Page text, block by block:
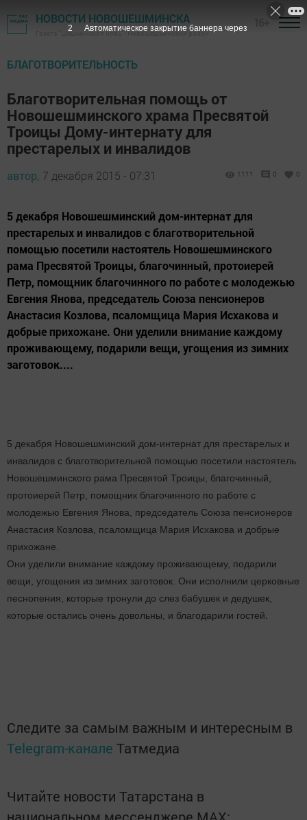
НОВОСТИ НОВОШЕШМИНСКА
Газета "Шешминская новь" - Новошешминский район
БЛАГОТВОРИТЕЛЬНОСТЬ
Благотворительная помощь от
Новошешминского храма Пресвятой
Троицы Дому-интернату для
престарелых и инвалидов
автор, 7 декабря 2015 - 07:31 1111 0 0
5 декабря Новошешминский дом-интернат для
престарелых и инвалидов с благотворительной
помощью посетили настоятель Новошешминского
рама Пресвятой Троицы, благочинный, протоиерей
Петр, помощник благочинного по работе с молодежью
Евгения Янова, председатель Союза пенсионеров
Анастасия Козлова, псаломщица Мария Исхакова и
добрые прихожане. Они уделили внимание каждому
проживающему, подарили вещи, угощения из зимних
заготовок....
5 декабря Новошешминский дом-интернат для престарелых и
инвалидов с благотворительной помощью посетили настоятель
Новошешминского рама Пресвятой Троицы, благочинный,
протоиерей Петр, помощник благочинного по работе с
молодежью Евгения Янова, председатель Союза пенсионеров
Анастасия Козлова, псаломщица Мария Исхакова и добрые
прихожане.
Они уделили внимание каждому проживающему, подарили
вещи, угощения из зимних заготовок. Они исполнили церковные
песнопения, которые тронули до слез бабушек и дедушек,
которые остались очень довольны, и благодарили гостей.
Следите за самым важным и интересным в
Telegram-канале Татмедиа
Читайте новости Татарстана в
1 Автоматическое закрытие баннера через